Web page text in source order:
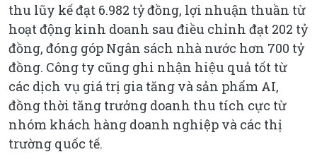
thu lũy kế đạt 6.982 tỷ đồng, lợi nhuận thuần từ
hoạt động kinh doanh sau điều chỉnh đạt 202 tỷ
đồng, đóng góp Ngân sách nhà nước hơn 700 tỷ
đồng. Công ty cũng ghi nhận hiệu quả tốt từ
các dịch vụ giá trị gia tăng và sản phẩm AI,
đồng thời tăng trưởng doanh thu tích cực từ
nhóm khách hàng doanh nghiệp và các thị
trường quốc tế.